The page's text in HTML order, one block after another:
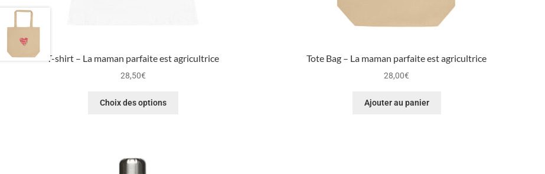
T-shirt – La maman parfaite est agricultrice
28,50€
Choix des options
Tote Bag – La maman parfaite est agricultrice
28,00€
Ajouter au panier